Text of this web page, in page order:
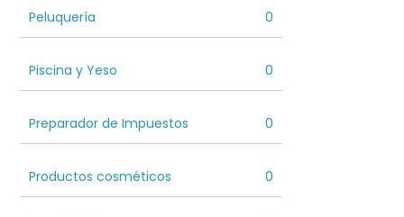
Peluquería
0
Piscina y Yeso 0
Preparador de Impuestos 0
Productos cosméticos 0